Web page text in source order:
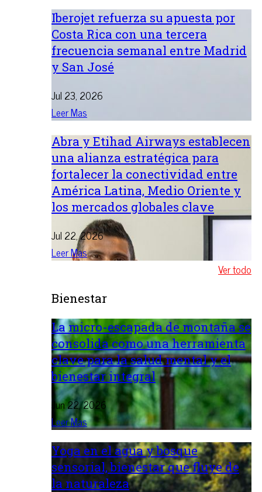
Iberojet refuerza su apuesta por
Costa Rica con una tercera
frecuencia semanal entre Madrid
y San José
Jul 23, 2026
Leer Mas
Abra y Etihad Airways establecen
una alianza estratégica para
fortalecer la conectividad entre
América Latina, Medio Oriente y
los mercados globales clave
Jul 22, 2026
Leer Mas
Ver todo
Bienestar
La micro-escapada de montaña se
consolida como una herramienta
clave para la salud mental y el
bienestar integral
Jun 22, 2026
Leer Mas
Yoga en el agua y bosque
sensorial, bienestar que fluye de
la naturaleza